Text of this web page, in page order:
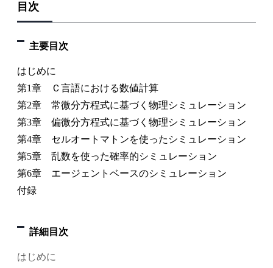
目次
主要目次
はじめに
第1章 Ｃ言語における数値計算
第2章 常微分方程式に基づく物理シミュレーション
第3章 偏微分方程式に基づく物理シミュレーション
第4章 セルオートマトンを使ったシミュレーション
第5章 乱数を使った確率的シミュレーション
第6章 エージェントベースのシミュレーション
付録
詳細目次
はじめに